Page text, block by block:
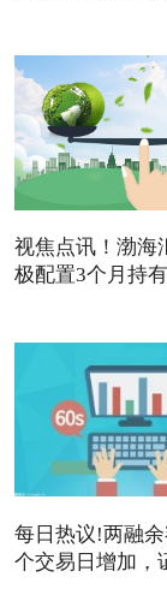
视焦点讯！渤海
极配置3个月持
每日热议!两融
个交易日增加，